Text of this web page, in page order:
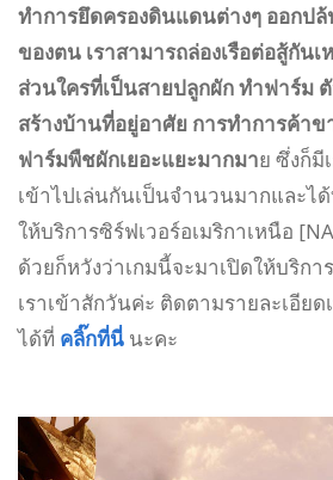
ทำการยึดครองดินแดนต่างๆ ออกป
ของตน เราสามารถล่องเรือต่อสู้กัน
ส่วนใครที่เป็นสายปลูกผัก ทำฟาร์ม
สร้างบ้านที่อยู่อาศัย การทำการค้า
ฟาร์มพืชผักเยอะแยะมากมาย ซึ่งก็มี
เข้าไปเล่นกันเป็นจำนวนมากและไ
ให้บริการซิร์ฟเวอร์อเมริกาเหนือ
ด้วยก็หวังว่าเกมนี้จะมาเปิดให้บริกา
เราเข้าสักวันค่ะ ติดตามรายละเอียด
ได้ที่ คลิ๊กที่นี่ นะคะ